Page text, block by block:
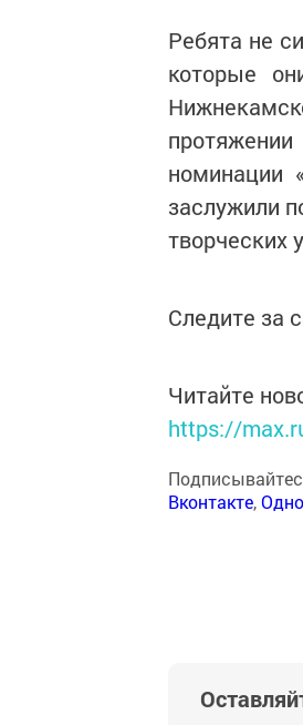
Ребята не
которые
протяжении
номинации
заслужили
творческих
Следите за
Читайте
https://
Вконтакте,